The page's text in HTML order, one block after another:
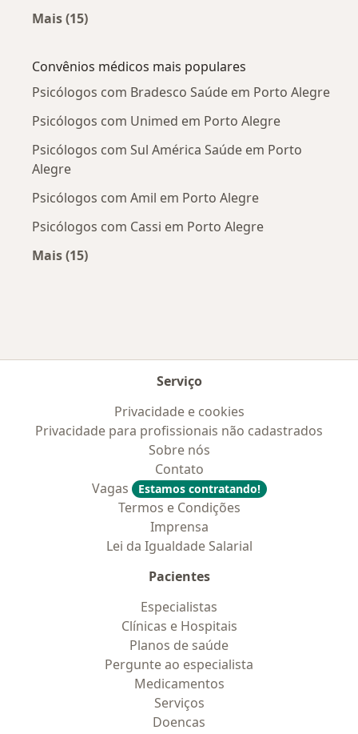
Mais (15)
Convênios médicos mais populares
Psicólogos com Bradesco Saúde em Porto Alegre
Psicólogos com Unimed em Porto Alegre
Psicólogos com Sul América Saúde em Porto
Alegre
Psicólogos com Amil em Porto Alegre
Psicólogos com Cassi em Porto Alegre
Mais (15)
Serviço
Privacidade e cookies
Privacidade para profissionais não cadastrados
Sobre nós
Contato
Vagas
Estamos contratando!
Termos e Condições
Imprensa
Lei da Igualdade Salarial
Pacientes
Especialistas
Clínicas e Hospitais
Planos de saúde
Pergunte ao especialista
Medicamentos
Serviços
Doencas